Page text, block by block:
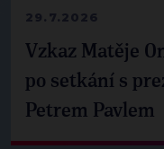
29.7.2026
Vzkaz Matěje
po setkání s
Petrem Pavlem